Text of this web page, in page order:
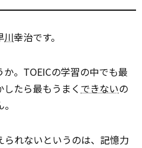
川幸治です。
。TOEICの学習の中でも最
たら最もうまく できないの
れないというのは、記憶力